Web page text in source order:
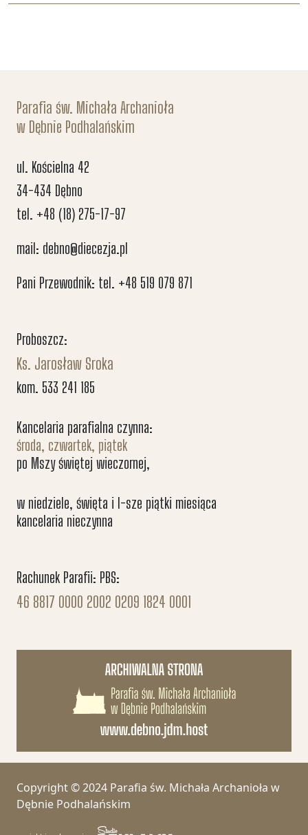
Parafia św. Michała Archanioła
w Dębnie Podhalańskim
ul. Kościelna 42
34-434 Dębno
tel. +48 (18) 275-17-97
mail: debno@diecezja.pl
Pani Przewodnik: tel. +48 519 079 871
Proboszcz:
Ks. Jarosław Sroka
kom. 533 241 185
Kancelaria parafialna czynna:
środa, czwartek, piątek
po Mszy świętej wieczornej,
w niedziele, święta i I-sze piątki miesiąca
kancelaria nieczynna
Rachunek Parafii: PBS:
46 8817 0000 2002 0209 1824 0001
Copyright © 2024 Parafia św. Michała Archanioła w
Dębnie Podhalańskim